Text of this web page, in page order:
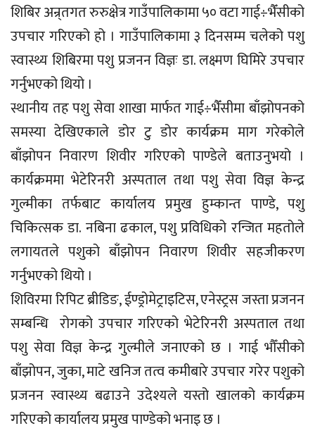
शिबिर अन्र्तगत रुरुक्षेत्र गाउँपालिकामा ५० वटा गाई÷भैँसीको
उपचार गरिएको हो । गाउँपालिकामा ३ दिनसम्म चलेको पशु
स्वास्थ्य शिबिरमा पशु प्रजनन विज्ञः डा. लक्ष्मण घिमिरे उपचार
गर्नुभएको थियो ।
स्थानीय तह पशु सेवा शाखा मार्फत गाई÷भैँसीमा बाँझोपनको
समस्या देखिएकाले डोर टु डोर कार्यक्रम माग गरेकोले
बाँझोपन निवारण शिवीर गरिएको पाण्डेले बताउनुभयो ।
कार्यक्रममा भेटेरिनरी अस्पताल तथा पशु सेवा विज्ञ केन्द्र
गुल्मीका तर्फबाट कार्यालय प्रमुख हुम्कान्त पाण्डे, पशु
चिकित्सक डा. नबिना ढकाल, पशु प्रविधिको रन्जित महतोले
लगायतले पशुको बाँझोपन निवारण शिवीर सहजीकरण
गर्नुभएको थियो ।
शिविरमा रिपिट ब्रीडिङ, ईण्ड्रोमेट्राइटिस, एनेस्ट्रस जस्ता प्रजनन
सम्बन्धि रोगको उपचार गरिएको भेटेरिनरी अस्पताल तथा
पशु सेवा विज्ञ केन्द्र गुल्मीले जनाएको छ । गाई भौँसीको
बाँझोपन, जुका, माटे खनिज तत्व कमीबारे उपचार गरेर पशुको
प्रजनन स्वास्थ्य बढाउने उदेश्यले यस्तो खालको कार्यक्रम
गरिएको कार्यालय प्रमुख पाण्डेको भनाइ छ ।